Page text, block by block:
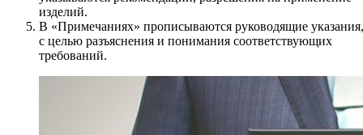
изделий.
В «Примечаниях» прописываются руководящие указания,
с целью разъяснения и понимания соответствующих
требований.